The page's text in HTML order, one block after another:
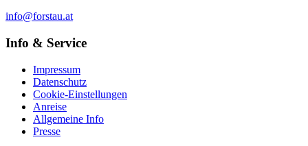
info@forstau.at
Info & Service
Impressum
Datenschutz
Cookie-Einstellungen
Anreise
Allgemeine Info
Presse